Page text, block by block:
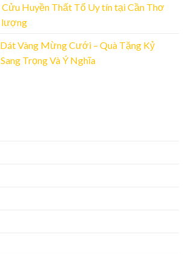
Cửu Huyền Thất Tổ Uy tín tại Cần Thơ
lượng
Vàng Mừng Cưới – Quà Tặng Kỷ
Trọng Và Ý Nghĩa